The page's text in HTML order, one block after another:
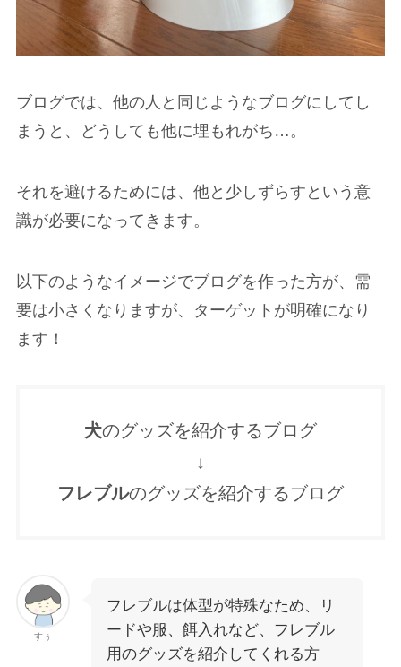
ブログでは、他の人と同じようなブログにしてし
まうと、どうしても他に埋もれがち…。
それを避けるためには、他と少しずらすという意
識が必要になってきます。
以下のようなイメージでブログを作った方が、需
要は小さくなりますが、ターゲットが明確になり
ます！
犬のグッズを紹介するブログ
↓
フレブルのグッズを紹介するブログ
すぅ
フレブルは体型が特殊なため、リ
ードや服、餌入れなど、フレブル
用のグッズを紹介してくれる方